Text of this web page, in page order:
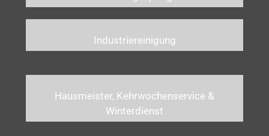
Industriereinigung
Hausmeister, Kehrwochenservice &
Winterdienst